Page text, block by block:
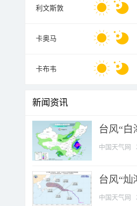
利文斯敦
卡奥马
卡布韦
新闻资讯
台风“
中国天气网
台风“
中国天气网